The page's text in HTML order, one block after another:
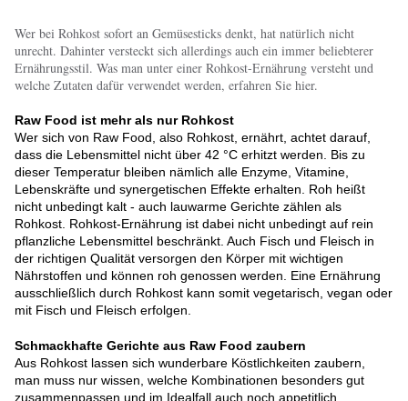
Wer bei Rohkost sofort an Gemüsesticks denkt, hat natürlich nicht
unrecht. Dahinter versteckt sich allerdings auch ein immer beliebterer
Ernährungsstil. Was man unter einer Rohkost-Ernährung versteht und
welche Zutaten dafür verwendet werden, erfahren Sie hier.
Raw Food ist mehr als nur Rohkost
Wer sich von Raw Food, also Rohkost, ernährt, achtet darauf,
dass die Lebensmittel nicht über 42 °C erhitzt werden. Bis zu
dieser Temperatur bleiben nämlich alle Enzyme, Vitamine,
Lebenskräfte und synergetischen Effekte erhalten. Roh heißt
nicht unbedingt kalt - auch lauwarme Gerichte zählen als
Rohkost. Rohkost-Ernährung ist dabei nicht unbedingt auf rein
pflanzliche Lebensmittel beschränkt. Auch Fisch und Fleisch in
der richtigen Qualität versorgen den Körper mit wichtigen
Nährstoffen und können roh genossen werden. Eine Ernährung
ausschließlich durch Rohkost kann somit vegetarisch, vegan oder
mit Fisch und Fleisch erfolgen.
Schmackhafte Gerichte aus Raw Food zaubern
Aus Rohkost lassen sich wunderbare Köstlichkeiten zaubern,
man muss nur wissen, welche Kombinationen besonders gut
zusammenpassen und im Idealfall auch noch appetitlich